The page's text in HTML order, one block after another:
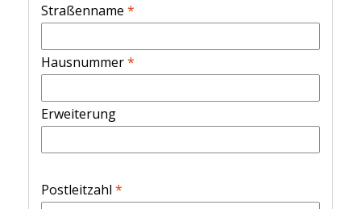
Straßenname *
Hausnummer*
Erweiterung
Postleitzahl *